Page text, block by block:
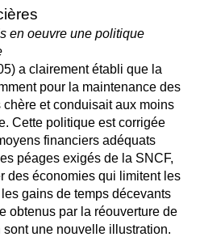
en oeuvre une politique
a clairement établi que la
pour la maintenance des
et conduisait aux moins
Cette politique est corrigée
financiers adéquats
péages exigés de la SNCF,
des économies qui limitent les
gains de temps décevants
obtenus par la réouverture de
une nouvelle illustration.